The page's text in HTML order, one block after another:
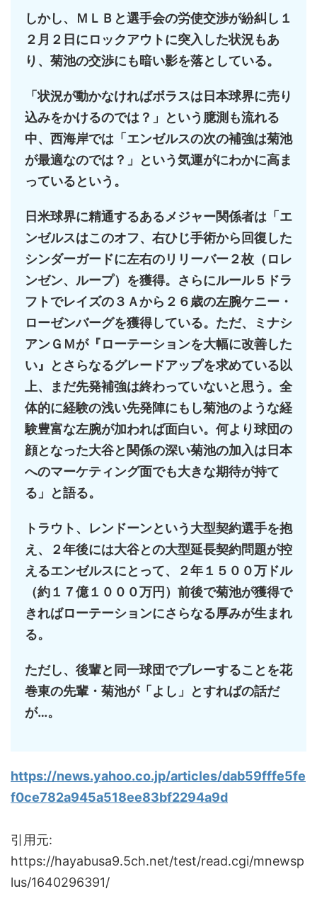
しかし、ＭＬＢと選手会の労使交渉が紛糾し１
２月２日にロックアウトに突入した状況もあ
り、菊池の交渉にも暗い影を落としている。
「状況が動かなければボラスは日本球界に売り
込みをかけるのでは？」という臆測も流れる
中、西海岸では「エンゼルスの次の補強は菊池
が最適なのでは？」という気運がにわかに高ま
っているという。
日米球界に精通するあるメジャー関係者は「エ
ンゼルスはこのオフ、右ひじ手術から回復した
シンダーガードに左右のリリーバー２枚（ロレ
ンゼン、ループ）を獲得。さらにルール５ドラ
フトでレイズの３Ａから２６歳の左腕ケニー・
ローゼンバーグを獲得している。ただ、ミナシ
アンＧＭが『ローテーションを大幅に改善した
い』とさらなるグレードアップを求めている以
上、まだ先発補強は終わっていないと思う。全
体的に経験の浅い先発陣にもし菊池のような経
験豊富な左腕が加われば面白い。何より球団の
顔となった大谷と関係の深い菊池の加入は日本
へのマーケティング面でも大きな期待が持て
る」と語る。
トラウト、レンドーンという大型契約選手を抱
え、２年後には大谷との大型延長契約問題が控
えるエンゼルスにとって、２年１５００万ドル
（約１７億１０００万円）前後で菊池が獲得で
きればローテーションにさらなる厚みが生まれ
る。
ただし、後輩と同一球団でプレーすることを花
巻東の先輩・菊池が「よし」とすればの話だ
が…。
https://news.yahoo.co.jp/articles/dab59fffe5fe
f0ce782a945a518ee83bf2294a9d
引用元:
https://hayabusa9.5ch.net/test/read.cgi/mnewsp
lus/1640296391/